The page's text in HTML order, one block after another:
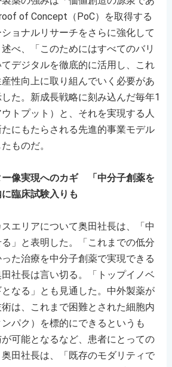
of Concept（PoC）を取得する
ョナルリサーチをさらに強化して
べ、「このためにはすべてのバリ
デジタルを徹底的に活用し、これ
性向上に取り組んでいく必要があ
た。新成長戦略に刻み込んだ毎年1
トプット）と、それを実現する人
にもたらされる先進的事業モデル
ものだ。
像実現へのカギ 「中分子創薬を
臨床試験入りも
エリアについて奥田社長は、「中
」と表明した。「これまでの低分
た治療を中分子創薬で実現できる
社長は言い切る。「トップイノベ
なる」とも見通した。中外製薬が
は、これまで困難とされた細胞内
パク）を標的にできるというも
可能となるなど、患者にとっての
田社長は、「既存のモダリティで